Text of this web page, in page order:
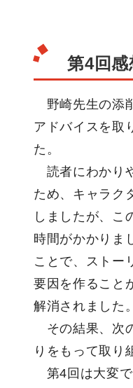
第4回感
野崎先生の添
アドバイスを取
た。
読者にわかり
ため、キャラク
しましたが、こ
時間がかかりま
ことで、ストー
要因を作ること
解消されました。
その結果、次
りをもって取り
第4回は大変で